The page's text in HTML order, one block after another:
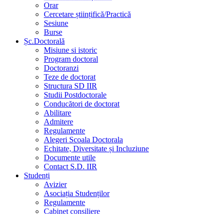
Orar
Cercetare științifică/Practică
Sesiune
Burse
Șc.Doctorală
Misiune si istoric
Program doctoral
Doctoranzi
Teze de doctorat
Structura SD IIR
Studii Postdoctorale
Conducători de doctorat
Abilitare
Admitere
Regulamente
Alegeri Scoala Doctorala
Echitate, Diversitate și Incluziune
Documente utile
Contact S.D. IIR
Studenți
Avizier
Asociația Studenților
Regulamente
Cabinet consiliere